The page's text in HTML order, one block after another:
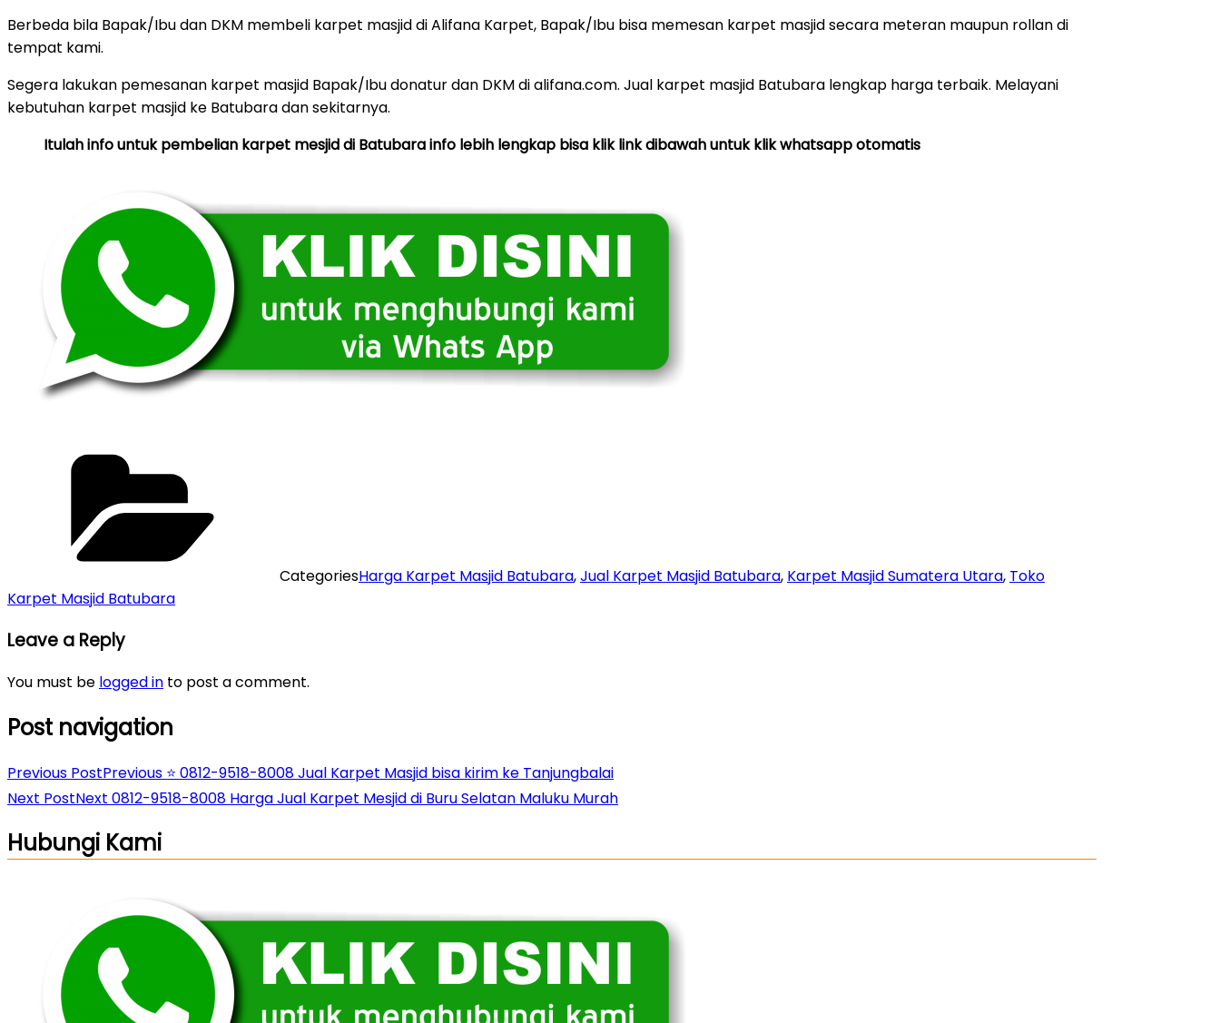
Berbeda bila Bapak/Ibu dan DKM membeli karpet masjid di Alifana Karpet, Bapak/Ibu bisa memesan karpet masjid secara meteran maupun rollan di
tempat kami.
Segera lakukan pemesanan karpet masjid Bapak/Ibu donatur dan DKM di alifana.com. Jual karpet masjid Batubara lengkap harga terbaik. Melayani
kebutuhan karpet masjid ke Batubara dan sekitarnya.
Itulah info untuk pembelian karpet mesjid di Batubara info lebih lengkap bisa klik link dibawah untuk klik whatsapp otomatis
CategoriesHarga Karpet Masjid Batubara,Jual Karpet Masjid Batubara, Karpet Masjid Sumatera Utara, Toko
Karpet Masjid Batubara
Leave a Reply
You must be logged in to post a comment.
Post navigation
Previous PostPrevious ⭐ 0812-9518-8008 Jual Karpet Masjid bisa kirim ke Tanjungbalai
Next PostNext 0812-9518-8008 Harga Jual Karpet Mesjid di Buru Selatan Maluku Murah
Hubungi Kami